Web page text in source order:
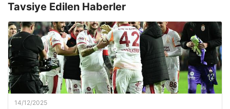
Tavsiye Edilen Haberler
14/12/2025